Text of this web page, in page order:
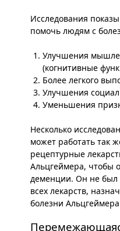
Исследования
помочь людям с
Улучшения
(когнитивные
Более легкого
Улучшения
Уменьшения
Несколько
может работать так
рецептурные
Альцгеймера, чтобы
деменции. Он не был
всех лекарств,
болезни